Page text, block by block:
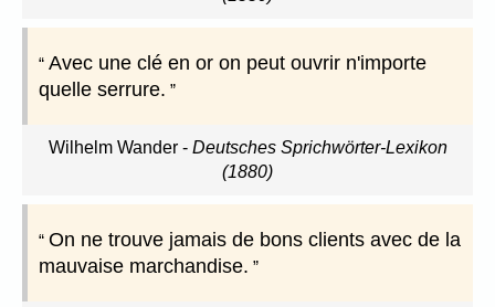
Avec une clé en or on peut ouvrir n'importe
quelle serrure.
Wilhelm Wander- Deutsches Sprichwörter-Lexikon
(1880)
On ne trouve jamais de bons clients avec de la
mauvaise marchandise.